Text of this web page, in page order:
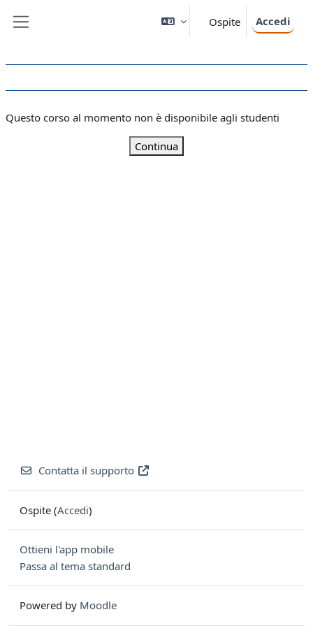
Ospite Accedi
Questo corso al momento non è disponibile agli studenti
Continua
Contatta il supporto
Ospite (Accedi)
Ottieni l'app mobile
Passa al tema standard
Powered by Moodle